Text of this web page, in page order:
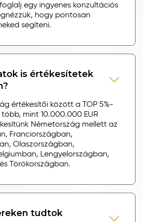
egy ingyenes konzultációs
hogy pontosan
segíteni.
is értékesítetek
értékesítői között a TOP 5%-
mint 10.000.000 EUR
Németország mellett az
Franciországban,
Olaszországban,
Lengyelországban,
Törökországban.
tudtok